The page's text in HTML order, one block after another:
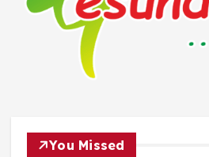
You Missed